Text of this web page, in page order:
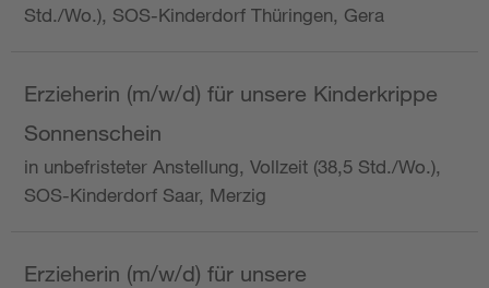
Std./Wo.), SOS-Kinderdorf Thüringen, Gera
Erzieherin (m/w/d) für unsere Kinderkrippe
Sonnenschein
in unbefristeter Anstellung, Vollzeit (38,5 Std./Wo.),
SOS-Kinderdorf Saar, Merzig
Erzieherin (m/w/d) für unsere